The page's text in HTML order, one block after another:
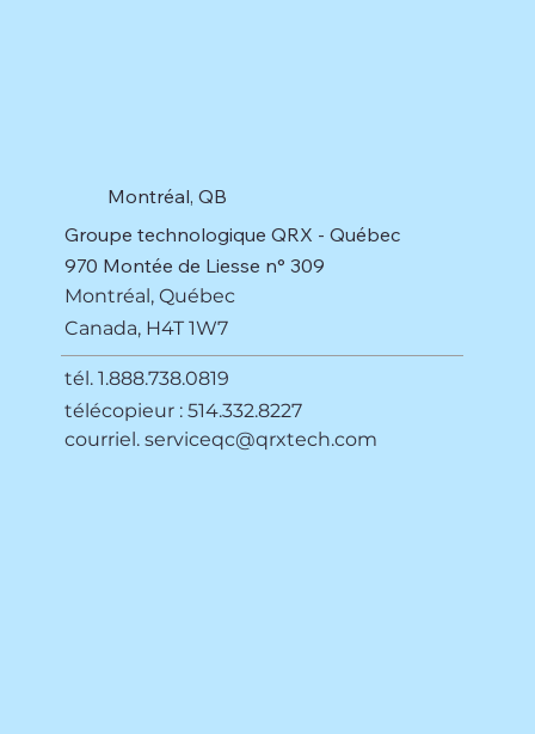
Montréal, QB
Groupe technologique QRX - Québec
970 Montée de Liesse n° 309
Montréal, Québec
Canada, H4T 1W7
tél. 1.888.738.0819
télécopieur : 514.332.8227
courriel.serviceqc@qrxtech.com